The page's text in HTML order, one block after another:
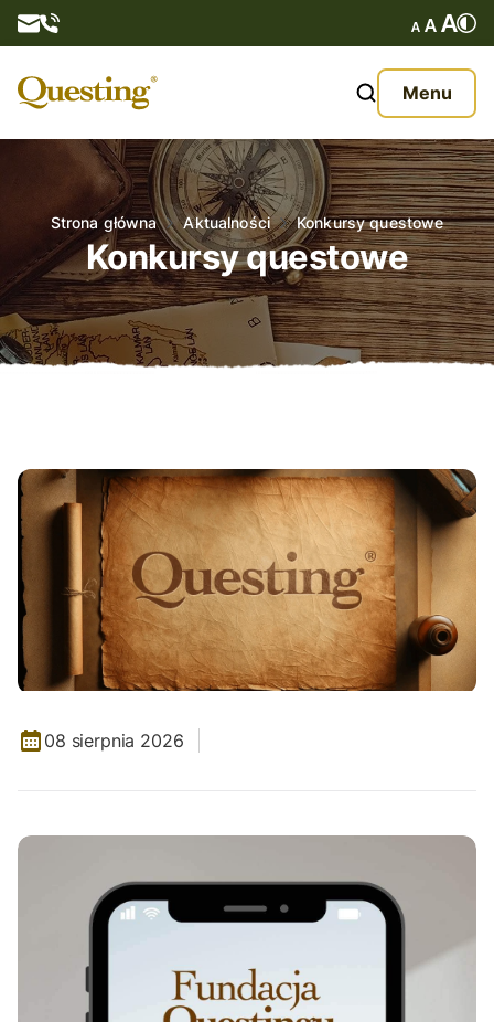
Menu
O nas
Oferta
Aktualności
Kontakt
Strona główna Aktualności Konkursy questowe
Konkursy questowe
08 sierpnia 2026